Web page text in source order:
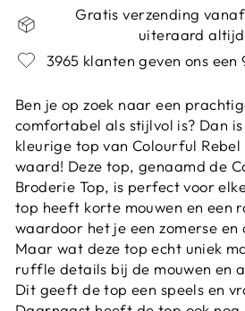
Gratis verzending
uiteraard
3965 klanten geven ons een
Ben je op zoek naar een
comfortabel als stijlvol is? Dan
kleurige top van Colourful Rebel
waard! Deze top, genaamd de
Broderie Top, is perfect voor
top heeft korte mouwen en een
waardoor het je een zomerse en
Maar wat deze top echt uniek
ruffle details bij de mouwen en
Dit geeft de top een speels en